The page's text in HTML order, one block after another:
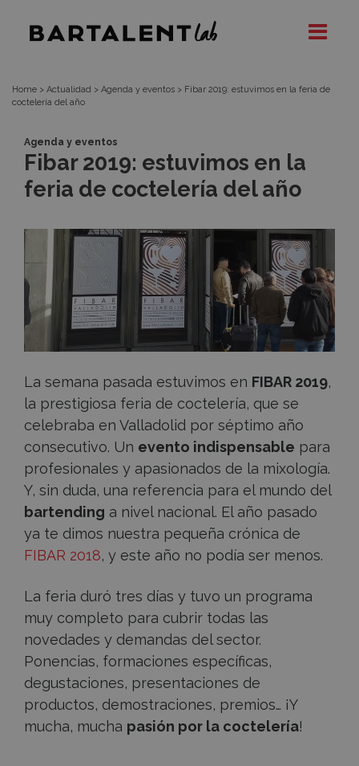
Fibar
estuvimos
en
la
feria
de
coctelería
del
año
Bartalent
Home > Actualidad > Agenda y eventos > Fibar 2019: estuvimos en la feria de
coctelería del año
Agenda y eventos
Fibar 2019: estuvimos en la
feria de coctelería del año
La semana pasada estuvimos en FIBAR 2019,
la prestigiosa feria de coctelería, que se
celebraba en Valladolid por séptimo año
consecutivo. Un evento indispensable para
profesionales y apasionados de la mixología.
Y, sin duda, una referencia para el mundo del
bartending a nivel nacional. El año pasado
ya te dimos nuestra pequeña crónica de
FIBAR 2018, y este año no podía ser menos.
La feria duró tres días y tuvo un programa
muy completo para cubrir todas las
novedades y demandas del sector.
Ponencias, formaciones específicas,
degustaciones, presentaciones de
productos, demostraciones, premios… ¡Y
mucha, mucha pasión por la coctelería!